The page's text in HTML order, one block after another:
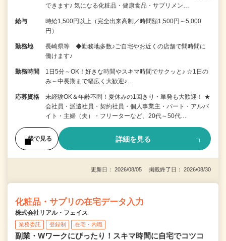
できます♪ 気になる化粧品・健康食品・サプリメン…
給与
時給1,500円以上（完全出来高制／時間額1,500円～5,000
円）
勤務地
長崎県等 ◆勤務地多数♪ご自宅やお近くの店舗で間時間に
働けます♪
勤務時間
1日5分～OK！好きな時間やスキマ時間でサクッと♪ ☆1日の
み～中長期まで幅広く大歓迎♪…
応募資格
未経験OK＆年齢不問！夏休みの1回きり・単発も大歓迎！ ★
会社員・派遣社員・契約社員・個人事業主・パート・アルバ
イト・主婦（夫）・フリーターなど、20代～50代…
後で見る 詳細を見る
更新日： 2026/08/05 掲載終了日： 2026/08/30
化粧品・サプリの在宅データ入力
株式会社リアル・フェイス
業務委託 登録制 在宅・内職
副業・Wワークにぴったり！スキマ時間に自宅でコツコ